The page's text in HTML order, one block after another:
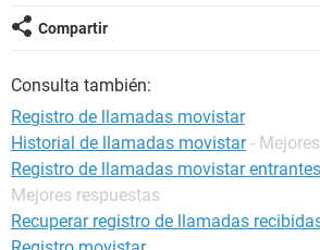
Compartir
Consulta también:
Registro de llamadas movistar
Historial de llamadas movistar -
Registro de llamadas movistar
Mejores respuestas
Recuperar registro de llamadas